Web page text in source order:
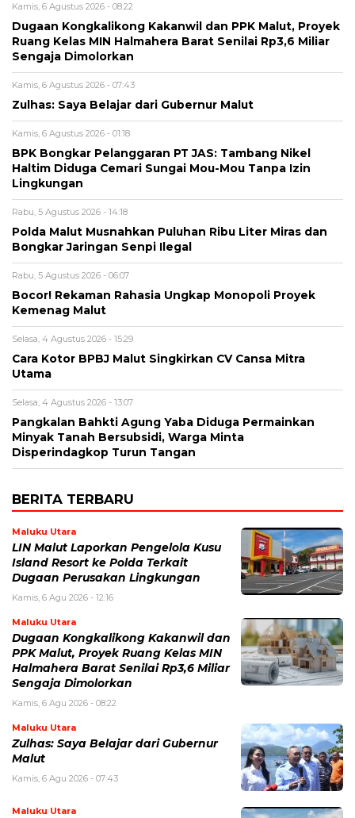
Kamis, 6 Agustus 2026 - 08:22
Dugaan Kongkalikong Kakanwil dan PPK Malut, Proyek
Ruang Kelas MIN Halmahera Barat Senilai Rp3,6 Miliar
Sengaja Dimolorkan
Kamis, 6 Agustus 2026 - 07:43
Zulhas: Saya Belajar dari Gubernur Malut
Kamis, 6 Agustus 2026 - 01:18
BPK Bongkar Pelanggaran PT JAS: Tambang Nikel
Haltim Diduga Cemari Sungai Mou-Mou Tanpa Izin
Lingkungan
Rabu, 5 Agustus 2026 - 14:18
Polda Malut Musnahkan Puluhan Ribu Liter Miras dan
Bongkar Jaringan Senpi Ilegal
Rabu, 5 Agustus 2026 - 06:07
Bocor! Rekaman Rahasia Ungkap Monopoli Proyek
Kemenag Malut
Selasa, 4 Agustus 2026 - 15:29
Cara Kotor BPBJ Malut Singkirkan CV Cansa Mitra
Utama
Selasa, 4 Agustus 2026 - 13:07
Pangkalan Bahkti Agung Yaba Diduga Permainkan
Minyak Tanah Bersubsidi, Warga Minta
Disperindagkop Turun Tangan
BERITA TERBARU
Maluku Utara
LIN Malut Laporkan Pengelola Kusu
Island Resort ke Polda Terkait
Dugaan Perusakan Lingkungan
Kamis, 6 Agu 2026 - 12:16
Maluku Utara
Dugaan Kongkalikong Kakanwil dan
PPK Malut, Proyek Ruang Kelas MIN
Halmahera Barat Senilai Rp3,6 Miliar
Sengaja Dimolorkan
Kamis, 6 Agu 2026 - 08:22
Maluku Utara
Zulhas: Saya Belajar dari Gubernur
Malut
Kamis, 6 Agu 2026 - 07:43
Maluku Utara